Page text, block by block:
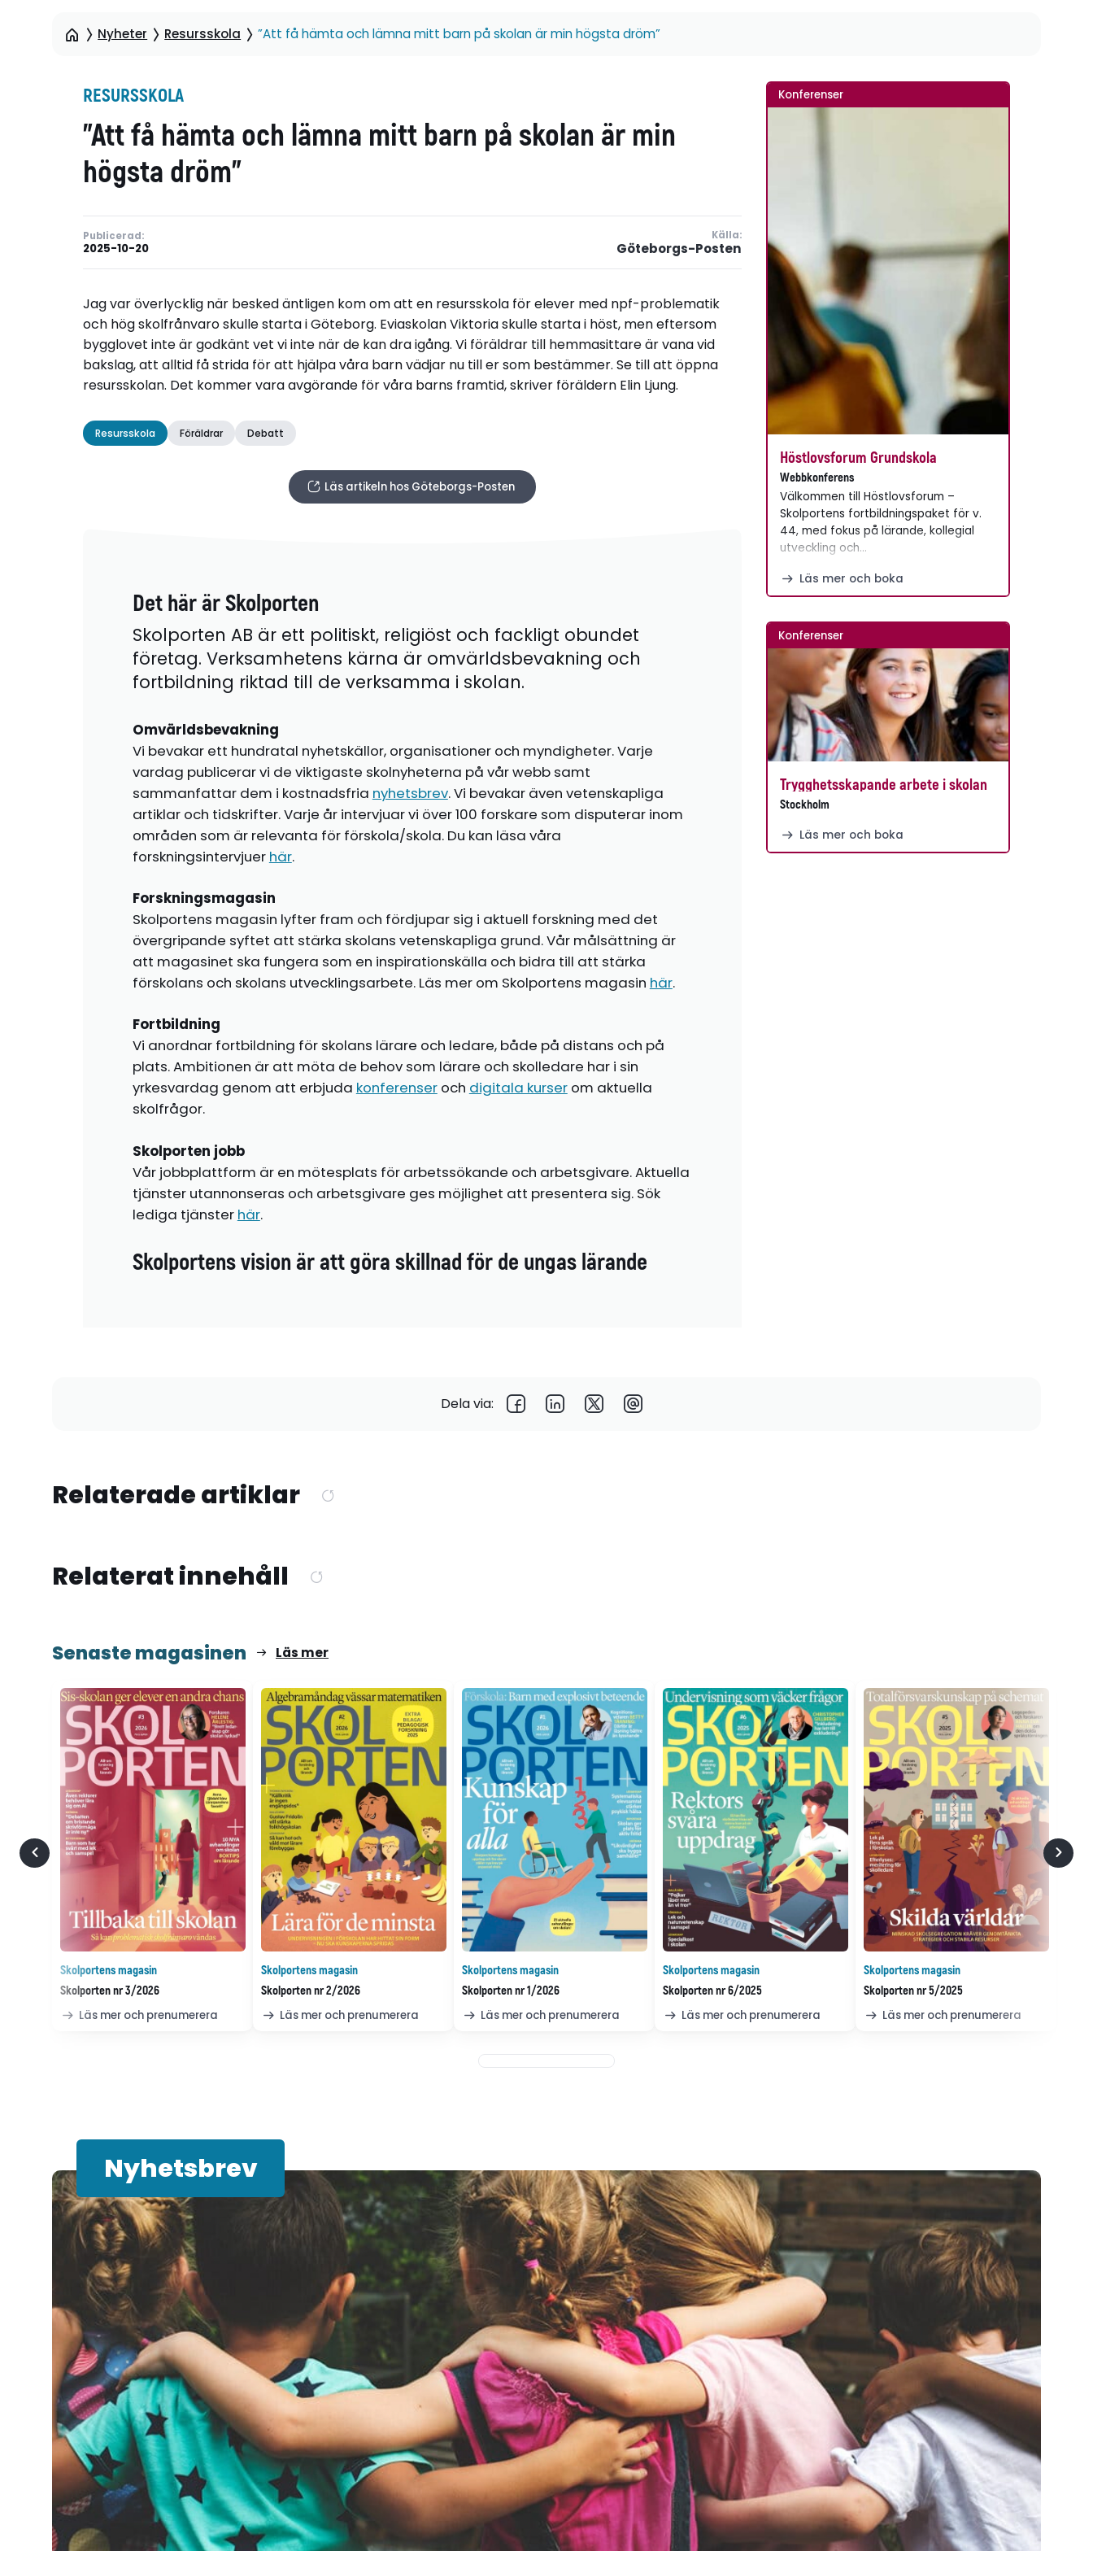
Nyheter Resursskola ”Att få hämta och lämna mitt barn på skolan är min högsta dröm”
RESURSSKOLA
”Att få hämta och lämna mitt barn på skolan är min
högsta dröm”
Publicerad:
2025-10-20
Källa:
Göteborgs-Posten
Jag var överlycklig när besked äntligen kom om att en resursskola för elever med npf-problematik
och hög skolfrånvaro skulle starta i Göteborg. Eviaskolan Viktoria skulle starta i höst, men eftersom
bygglovet inte är godkänt vet vi inte när de kan dra igång. Vi föräldrar till hemmasittare är vana vid
bakslag, att alltid få strida för att hjälpa våra barn vädjar nu till er som bestämmer. Se till att öppna
resursskolan. Det kommer vara avgörande för våra barns framtid, skriver föräldern Elin Ljung.
Resursskola Föräldrar Debatt
Läs artikeln hos Göteborgs-Posten
Det här är Skolporten
Skolporten AB är ett politiskt, religiöst och fackligt obundet
företag. Verksamhetens kärna är omvärldsbevakning och
fortbildning riktad till de verksamma i skolan.
Omvärldsbevakning
Vi bevakar ett hundratal nyhetskällor, organisationer och myndigheter. Varje
vardag publicerar vi de viktigaste skolnyheterna på vår webb samt
sammanfattar dem i kostnadsfria nyhetsbrev. Vi bevakar även vetenskapliga
artiklar och tidskrifter. Varje år intervjuar vi över 100 forskare som disputerar inom
områden som är relevanta för förskola/skola. Du kan läsa våra
forskningsintervjuer här.
Forskningsmagasin
Skolportens magasin lyfter fram och fördjupar sig i aktuell forskning med det
övergripande syftet att stärka skolans vetenskapliga grund. Vår målsättning är
att magasinet ska fungera som en inspirationskälla och bidra till att stärka
förskolans och skolans utvecklingsarbete. Läs mer om Skolportens magasin här.
Fortbildning
Vi anordnar fortbildning för skolans lärare och ledare, både på distans och på
plats. Ambitionen är att möta de behov som lärare och skolledare har i sin
yrkesvardag genom att erbjuda konferenseroch digitala kurserom aktuella
skolfrågor.
Skolporten jobb
Vår jobbplattform är en mötesplats för arbetssökande och arbetsgivare. Aktuella
tjänster utannonseras och arbetsgivare ges möjlighet att presentera sig. Sök
lediga tjänster här.
Skolportens vision är att göra skillnad för de ungas lärande
Konferenser
Höstlovsforum Grundskola
Webbkonferens
Välkommen till Höstlovsforum –
Skolportens fortbildningspaket för v.
44, med fokus på lärande, kollegial
utveckling och…
Läs mer och boka
Konferenser
Trygghetsskapande arbete i skolan
Stockholm
Läs mer och boka
Dela via:
Relaterade artiklar
Relaterat innehåll
Senaste magasinen Läs mer
Skolportens magasin
Skolporten nr 3/2026
Läs mer och prenumerera
Skolportens magasin
Skolporten nr 2/2026
Läs mer och prenumerera
Skolportens magasin
Skolporten nr 1/2026
Läs mer och prenumerera
Skolportens magasin
Skolporten nr 6/2025
Läs mer och prenumerera
Skolportens magasin
Skolporten nr 5/2025
Läs mer och prenumerera
Nyhetsbrev